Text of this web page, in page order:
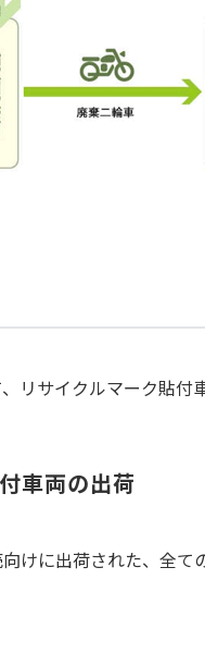
リサイクルマーク貼付
車両の出荷
けに出荷された、全て